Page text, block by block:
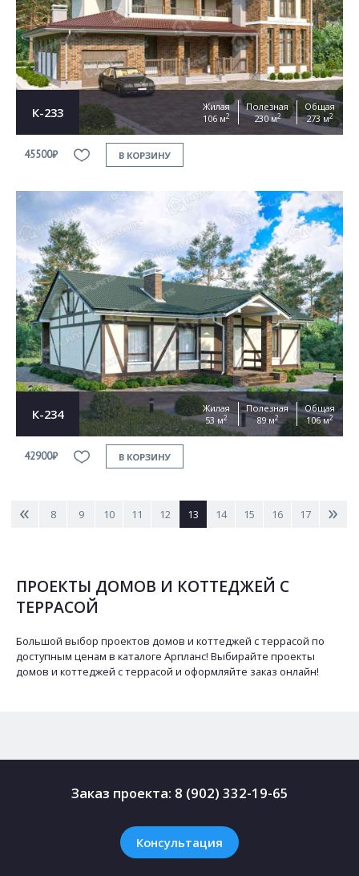
К-233
Жилая
106 м2
Полезная
230 м2
Общая
273 м2
45500₽ В КОРЗИНУ
К-234
Жилая
53 м2
Полезная
89 м2
Общая
106 м2
42900₽ В КОРЗИНУ
< 8 9 10 11 12 13 14 15 16 17 >
ПРОЕКТЫ ДОМОВ И КОТТЕДЖЕЙ С
ТЕРРАСОЙ
Большой выбор проектов домов и коттеджей с террасой по
доступным ценам в каталоге Арпланс! Выбирайте проекты
домов и коттеджей с террасой и оформляйте заказ онлайн!
Заказ проекта: 8 (902) 332-19-65
Консультация